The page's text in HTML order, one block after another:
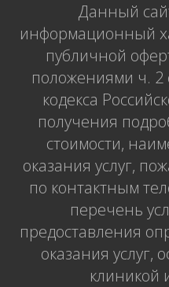
Данный
информационный
публичной
положениями ч. 2
кодекса
получения
стоимости,
оказания услуг,
по контактным
перечень
предоставления
оказания
клиникой